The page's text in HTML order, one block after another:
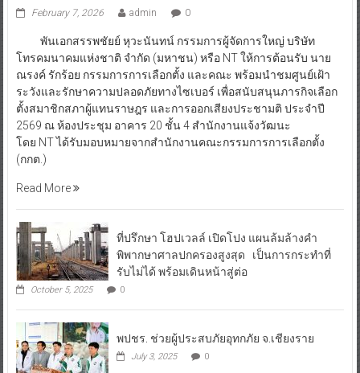
February 7, 2026 admin 0
พันเอกสรรพชัยย์ หุวะนันทน์ กรรมการผู้จัดการใหญ่ บริษัท
โทรคมนาคมแห่งชาติ จำกัด (มหาชน) หรือ NT ให้การต้อนรับ นาย
ณรงค์ รักร้อย กรรมการการเลือกตั้ง และคณะ พร้อมนำชมศูนย์เฝ้า
ระวังและรักษาความปลอดภัยทางไซเบอร์ เพื่อสนับสนุนภารกิจเลือก
ตั้งสมาชิกสภาผู้แทนราษฎร และการออกเสียงประชามติ ประจำปี
2569 ณ ห้องประชุม อาคาร 20 ชั้น 4 สำนักงานแจ้งวัฒนะ
โดย NT ได้รับมอบหมายจากสำนักงานคณะกรรมการการเลือกตั้ง
(กกต.)
Read More
ที่ปรึกษา โฮปเวลล์ เปิดโปง แผนล้มล้างคำ
พิพากษาศาลปกครองสูงสุด เป็นการกระทำที่
รับไม่ได้ พร้อมเดินหน้าสู่ต่อ
October 5, 2025 0
พปชร. ช่วยผู้ประสบภัยอุทกภัย จ.เชียงราย
July 3, 2025 0